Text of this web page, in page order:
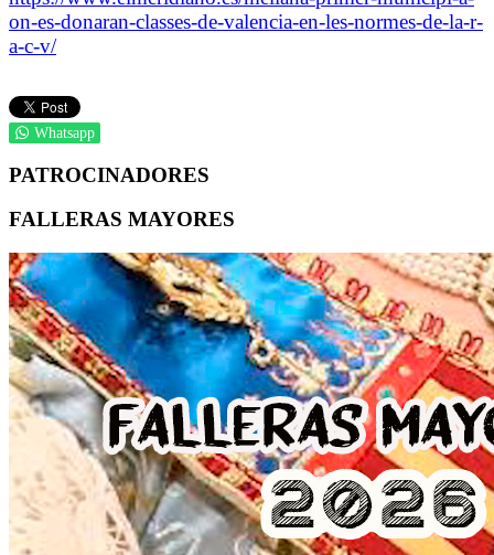
on-es-donaran-classes-de-valencia-en-les-normes-de-la-r-
a-c-v/
Whatsapp
PATROCINADORES
FALLERAS MAYORES